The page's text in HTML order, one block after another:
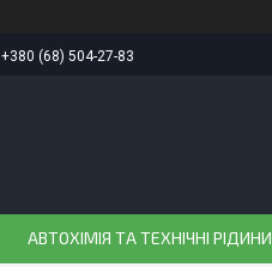
+380 (68) 504-27-83
АВТОХІМІЯ ТА ТЕХНІЧНІ РІДИНИ